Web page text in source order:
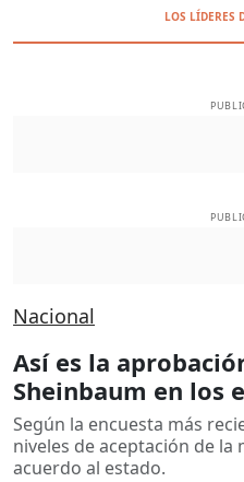
LOS LÍDERES
Nacional
Así es la
Sheinbaum en los
Según la encuesta más
niveles de aceptación de
acuerdo al estado.